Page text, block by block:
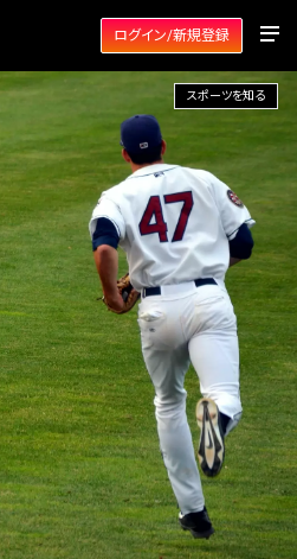
ログイン/新規登録
スポーツを知る